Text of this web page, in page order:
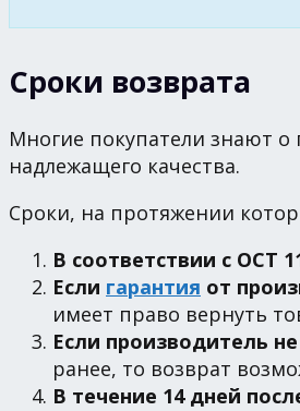
Сроки возврата
Многие покупатели знают
надлежащего качества.
Сроки, на протяжении
В соответствии с ОСТ
Если гарантия от
имеет право вернуть
Если производитель
ранее, то возврат
В течение 14 дней